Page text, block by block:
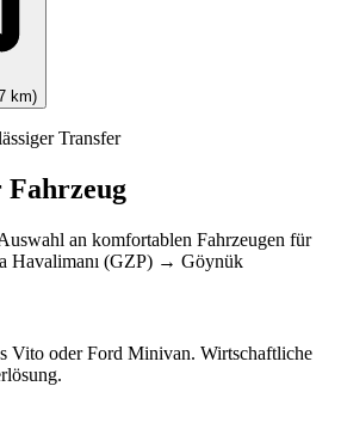
km)
Transfer
Fahrzeug
an komfortablen Fahrzeugen für
Havalimanı (GZP) → Göynük
Vito oder Ford Minivan. Wirtschaftliche